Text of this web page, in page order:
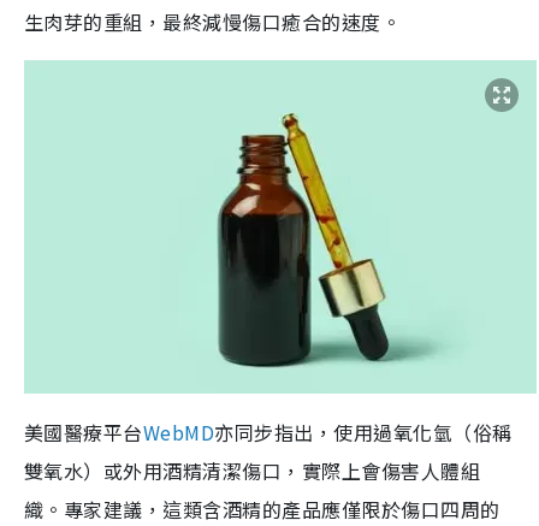
生肉芽的重組，最終減慢傷口癒合的速度。
美國醫療平台WebMD亦同步指出，使用過氧化氫（俗稱
雙氧水）或外用酒精清潔傷口，實際上會傷害人體組
織。專家建議，這類含酒精的產品應僅限於傷口四周的